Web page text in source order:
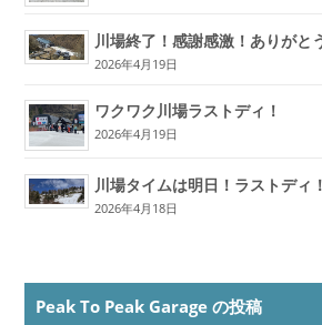
川場終了！感謝感激！ありがと
2026年4月19日
ワクワク川場ラストディ！
2026年4月19日
川場タイムは明日！ラストディ！
2026年4月18日
Peak To Peak Garage の投稿